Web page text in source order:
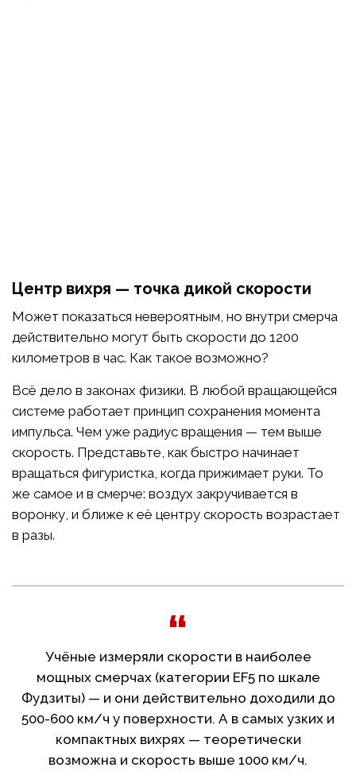
Центр вихря — точка дикой скорости
Может показаться невероятным, но внутри смерча
действительно могут быть скорости до 1200
километров в час. Как такое возможно?
Всё дело в законах физики. В любой вращающейся
системе работает принцип сохранения момента
импульса. Чем уже радиус вращения — тем выше
скорость. Представьте, как быстро начинает
вращаться фигуристка, когда прижимает руки. То
же самое и в смерче: воздух закручивается в
воронку, и ближе к её центру скорость возрастает
в разы.
Учёные измеряли скорости в наиболее
мощных смерчах (категории EF5 по шкале
Фудзиты) — и они действительно доходили до
500-600 км/ч у поверхности. А в самых узких и
компактных вихрях — теоретически
возможна и скорость выше 1000 км/ч.